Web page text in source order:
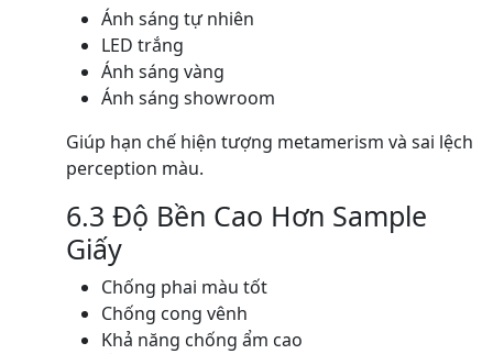
Ánh sáng tự nhiên
LED trắng
Ánh sáng vàng
Ánh sáng showroom
Giúp hạn chế hiện tượng metamerism và sai lệch
perception màu.
6.3 Độ Bền Cao Hơn Sample
Giấy
Chống phai màu tốt
Chống cong vênh
Khả năng chống ẩm cao